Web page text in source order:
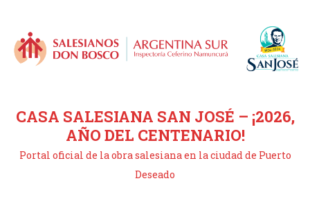
contenido
CASA SALESIANA SAN JOSÉ – ¡2026,
AÑO DEL CENTENARIO!
Portal oficial de la obra salesiana en la ciudad de Puerto
Deseado